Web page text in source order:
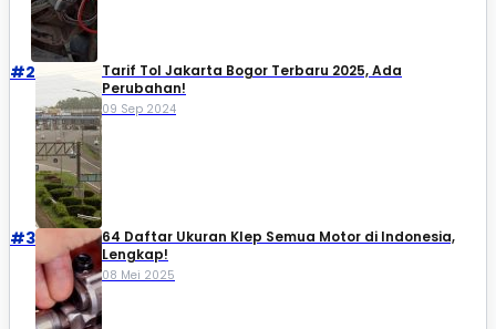
#2
Tarif Tol Jakarta Bogor Terbaru 2025, Ada
Perubahan!
09 Sep 2024
#3
64 Daftar Ukuran Klep Semua Motor di Indonesia,
Lengkap!
08 Mei 2025